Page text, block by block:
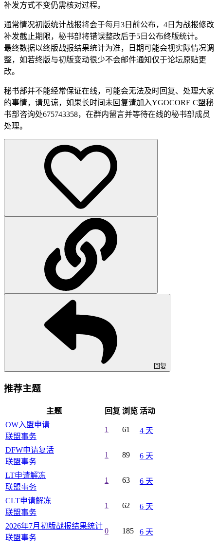
补发方式不变仍需核对过程。
通常情况初版统计战报将会于每月3日前公布，4日为战报修改
补发截止期限，秘书部将错误整改后于5日公布终版统计。
最终数据以终版战报结果统计为准，日期可能会视实际情况调
整，如若终版与初版变动很少不会邮件通知仅于论坛原贴更
改。
秘书部并不能经常保证在线，可能会无法及时回复、处理大家
的事情，请见谅，如果长时间未回复请加入YGOCORE C盟秘
书部咨询处675743358，在群内留言并等待在线的秘书部成员
处理。
回复
推荐主题
主题 回复 浏览 活动
OW入盟申请
联盟事务
1 61 4 天
DFW申请复活
联盟事务
1 89 6 天
LT申请解冻
联盟事务
1 63 6 天
CLT申请解冻
联盟事务
1 62 6 天
2026年7月初版战报结果统计
联盟事务
0 185 6 天